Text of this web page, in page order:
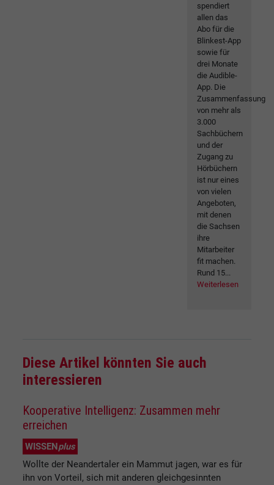
spendiert
allen das
Abo für die
Blinkest-App
sowie für
drei Monate
die Audible-
App. Die
Zusammenfassung
von mehr als
3.000
Sachbüchern
und der
Zugang zu
Hörbüchern
ist nur eines
von vielen
Angeboten,
mit denen
die Sachsen
ihre
Mitarbeiter
fit machen.
Rund 15...
Weiterlesen
Diese Artikel könnten Sie auch
interessieren
Kooperative Intelligenz: Zusammen mehr
erreichen
WISSENplus
Wollte der Neandertaler ein Mammut jagen, war es für
ihn von Vorteil, sich mit anderen gleichgesinnten